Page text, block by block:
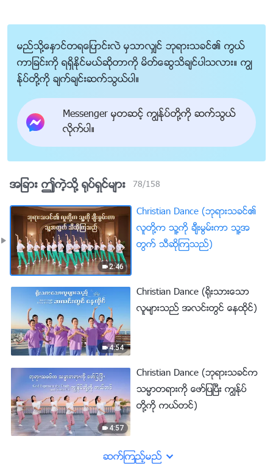
မည္သို႔ေႏွာင္တရေျပာင္းလဲ မွသာလွ်င္ ဘုရားသခင္၏ ကြယ္
ကာျခင္းကို ရရွိႏိုင္မယ္ဆိုတာကို မိတ္ေဆြသိခ်င္ပါသလား။ ကြၽ
န္ုပ္တို႔ကို ခ်က္ခ်င္းဆက္သြယ္ပါ။
Messenger မွတဆင့္ ကြၽန္ုပ္တို႔ကို ဆက္သြယ္
လိုက္ပါ။
အျခား ဤကဲ့သို႔ ႐ုပ္ရွင္မ်ား 78/158
2:46
Christian Dance (ဘုရားသခင္၏
လူတို႔က သူ႔ကို ခ်ီးမြမ္းကာ သူ႔အ
တြက္ သီဆိုၾကသည္)
4:54
Christian Dance (႐ိုးသားေသာ
လူမ်ားသည္ အလင္းတြင္ ေနထိုင္)
4:57
Christian Dance (ဘုရားသခင္က
သမၼာတရားကို ေဖာ္ျပၿပီး ကြၽန္ုပ္
တို႔ကို ကယ္တင္)
ဆက္ၾကည့္မည္